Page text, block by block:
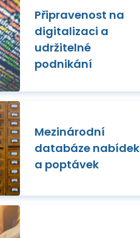
Připravenost na
digitalizaci a
udržitelné
podnikání
Mezinárodní
databáze nabídek
a poptávek